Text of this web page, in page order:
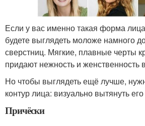
Если у вас именно такая форма
будете выглядеть моложе намного
сверстниц. Мягкие, плавные черты
придают нежность и
Но чтобы выглядеть ещё лучше,
контур лица: визуально вытянуть
Причёски